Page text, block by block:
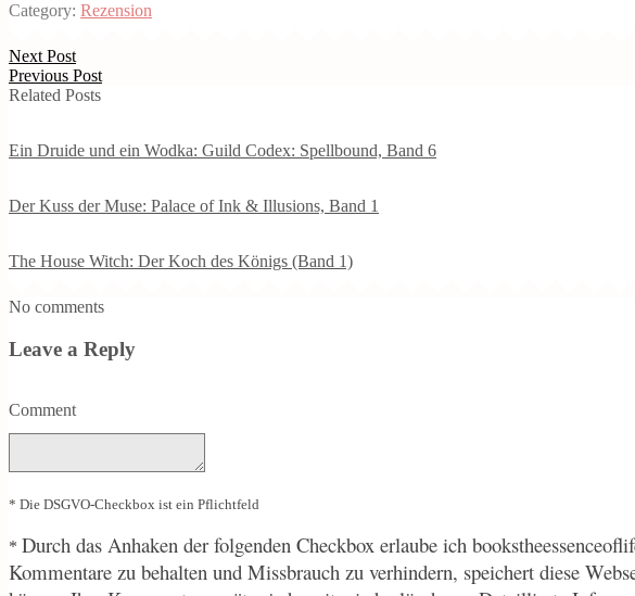
Category: Rezension
Next Post
Previous Post
Related Posts
Ein Druide und ein Wodka: Guild Codex: Spellbound, Band 6
Der Kuss der Muse: Palace of Ink & Illusions, Band 1
The House Witch: Der Koch des Königs (Band 1)
No comments
Leave a Reply
Comment
* Die DSGVO-Checkbox ist ein Pflichtfeld
* Durch das Anhaken der folgenden Checkbox erlaube ich
Kommentare zu behalten und Missbrauch zu verhindern, speichert diese